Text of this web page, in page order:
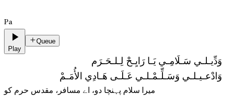
Pa
Play
Queue
وَدِّيـلـي سَـلَامِـي يَـا رَايِـحْ لِـلـحَـرَم
وَادْعـيـلـي وَسَـلِّـمْـلـي عَـلَـى هَـادِي الأُمَـمْ
میرا سلام پہنچا دو، اے مسافر، مقدس حرم کو